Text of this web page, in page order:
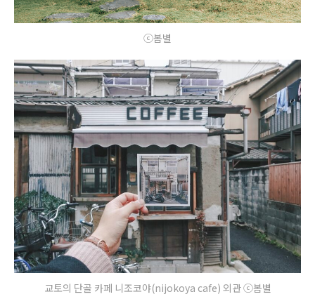
ⓒ봄별
교토의 단골 카페 니조코야(nijokoya cafe) 외관 ⓒ봄별